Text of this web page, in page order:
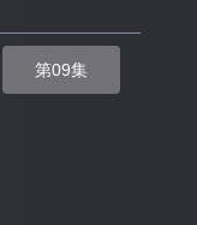
第09集